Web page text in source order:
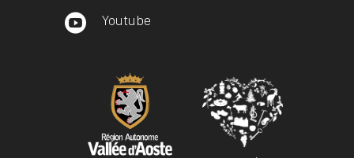
 Youtube